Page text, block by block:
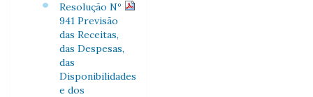
Resolução Nº
941 Previsão
das Receitas,
das Despesas,
das
Disponibilidades
e dos